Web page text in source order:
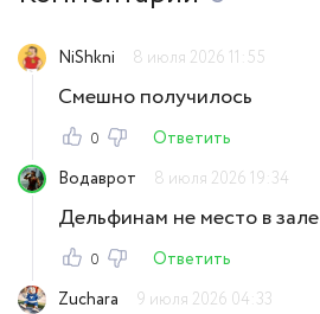
NiShkni 8 июля 2026 11:55
Смешно получилось
0
Ответить
Водаврот
8 июля 2026 19:34
Дельфинам не место в зале
0
Ответить
Zuchara
9 июля 2026 04:33